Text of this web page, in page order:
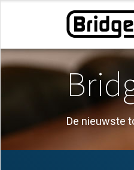
De nieuwste